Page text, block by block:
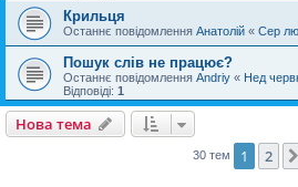
Крильця
Останнє повідомлення Анатолій « Сер
Пошук слів не працює?
Останнє повідомлення Andriy « Нед
Відповіді: 1
Нова тема
30 тем 1 2